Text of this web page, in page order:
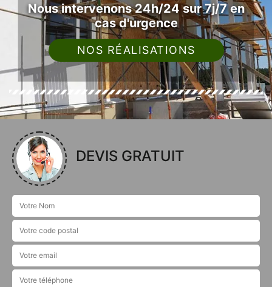
Nous intervenons 24h/24 sur 7j/7 en
cas d'urgence
NOS RÉALISATIONS
DEVIS GRATUIT